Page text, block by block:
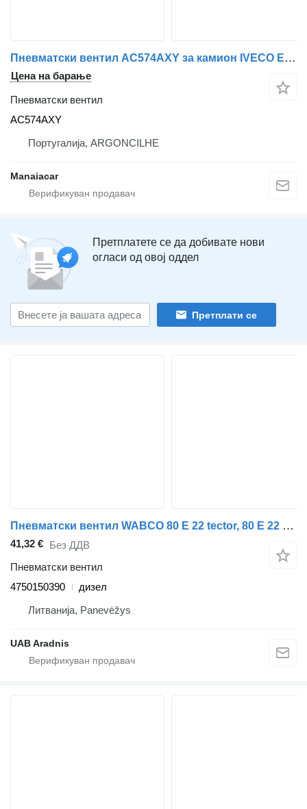
Пневматски вентил AC574AXY за камион IVECO EuroCargo IV
Цена на барање
Пневматски вентил
AC574AXY
Португалија, ARGONCILHE
Manaiacar
Претплатете се да добивате нови
огласи од овој оддел
Претплати се
Пневматски вентил WABCO 80 E 22 tector, 80 E 22 P tector, 80 E 22FP tector 4750150390 за камион IVECO EuroCargo I-III
41,32 € Без ДДВ
Пневматски вентил
4750150390
дизел
Литванија, Panevėžys
UAB Aradnis